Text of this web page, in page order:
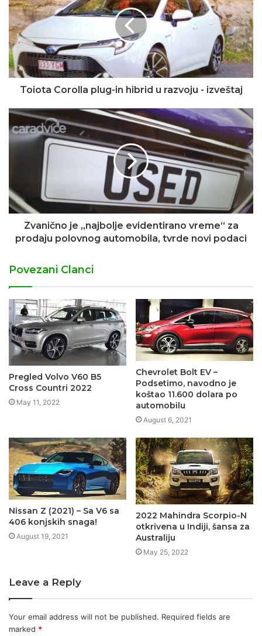
Toiota Corolla plug-in hibrid u razvoju - izveštaj
Zvanično je „najbolje evidentirano vreme“ za
prodaju polovnog automobila, tvrde novi podaci
Povezani Clanci
Pregled Volvo V60 B5
Cross Countri 2022
May 11, 2022
Chevrolet Bolt EV –
Podsetimo, navodno je
koštao 11.600 dolara po
automobilu
August 6, 2021
Nissan Z (2021) – Sa V6 sa
406 konjskih snaga!
August 19, 2021
2022 Mahindra Scorpio-N
otkrivena u Indiji, šansa za
Australiju
May 25, 2022
Leave a Reply
Your email address will not be published. Required fields are
marked *